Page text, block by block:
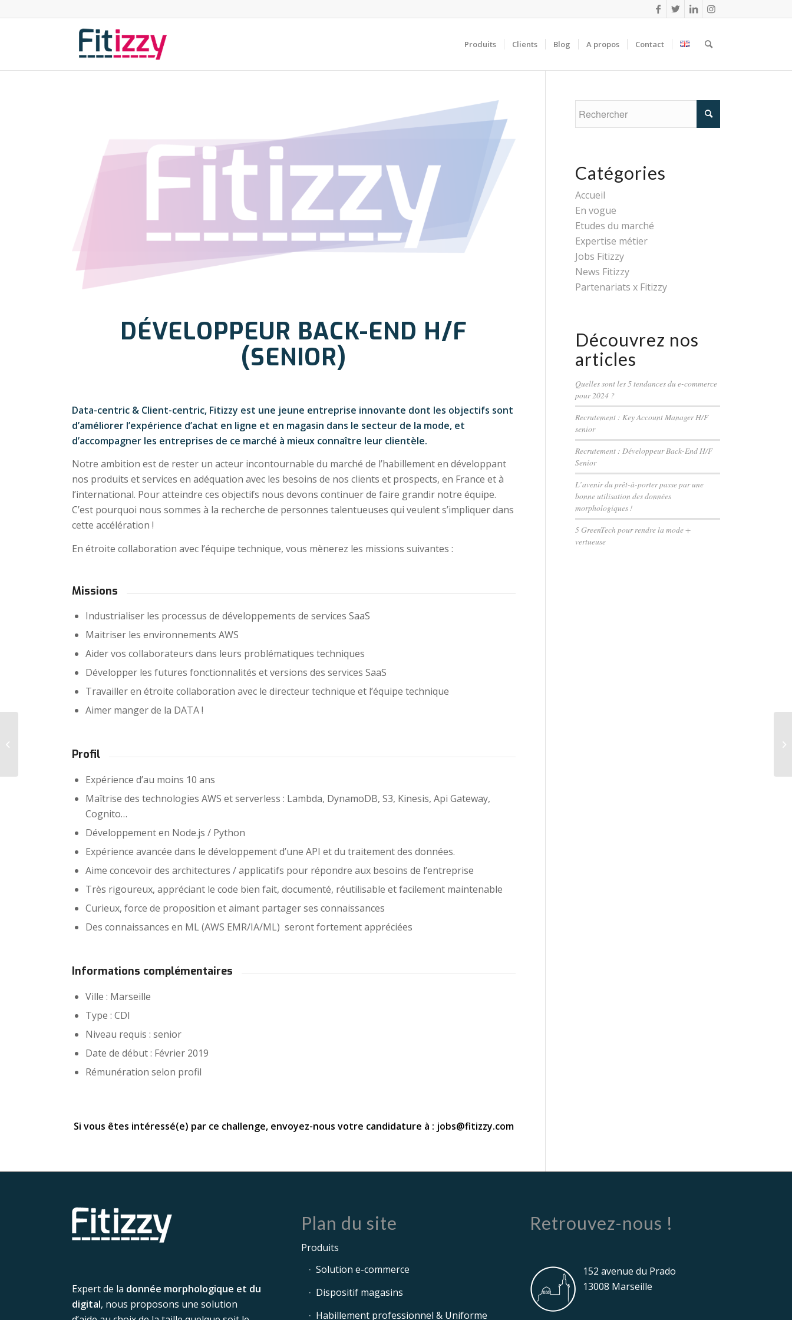
Produits Clients Blog A propos Contact
DÉVELOPPEUR BACK-END H/F
(SENIOR)
Data-centric & Client-centric, Fitizzy est une jeune entreprise innovante dont les objectifs sont
d’améliorer l’expérience d’achat en ligne et en magasin dans le secteur de la mode, et
d’accompagner les entreprises de ce marché à mieux connaître leur clientèle.
Notre ambition est de rester un acteur incontournable du marché de l’habillement en développant
nos produits et services en adéquation avec les besoins de nos clients et prospects, en France et à
l’international. Pour atteindre ces objectifs nous devons continuer de faire grandir notre équipe.
C’est pourquoi nous sommes à la recherche de personnes talentueuses qui veulent s’impliquer dans
cette accélération !
En étroite collaboration avec l’équipe technique, vous mènerez les missions suivantes :
Missions
Industrialiser les processus de développements de services SaaS
Maitriser les environnements AWS
Aider vos collaborateurs dans leurs problématiques techniques
Développer les futures fonctionnalités et versions des services SaaS
Travailler en étroite collaboration avec le directeur technique et l’équipe technique
Aimer manger de la DATA !
Profil
Expérience d’au moins 10 ans
Maîtrise des technologies AWS et serverless : Lambda, DynamoDB, S3, Kinesis, Api Gateway,
Cognito…
Développement en Node.js / Python
Expérience avancée dans le développement d’une API et du traitement des données.
Aime concevoir des architectures / applicatifs pour répondre aux besoins de l’entreprise
Très rigoureux, appréciant le code bien fait, documenté, réutilisable et facilement maintenable
Curieux, force de proposition et aimant partager ses connaissances
Des connaissances en ML (AWS EMR/IA/ML) seront fortement appréciées
Informations complémentaires
Ville : Marseille
Type : CDI
Niveau requis : senior
Date de début : Février 2019
Rémunération selon profil
Si vous êtes intéressé(e) par ce challenge, envoyez-nous votre candidature à : jobs@fitizzy.com
Catégories
Accueil
En vogue
Etudes du marché
Expertise métier
Jobs Fitizzy
News Fitizzy
Partenariats x Fitizzy
Découvrez nos
articles
Quelles sont les 5 tendances du e-commerce
pour 2024 ?
Recrutement : Key Account Manager H/F
senior
Recrutement : Développeur Back-End H/F
Senior
L’avenir du prêt-à-porter passe par une
bonne utilisation des données
morphologiques !
5 GreenTech pour rendre la mode +
vertueuse
Expert de la donnée morphologique et du
digital, nous proposons une solution
Plan du site
Produits
Solution e-commerce
Dispositif magasins
Habillement professionnel & Uniforme
Retrouvez-nous !
152 avenue du Prado
13008 Marseille
bonne utilisation des
morphologiques...